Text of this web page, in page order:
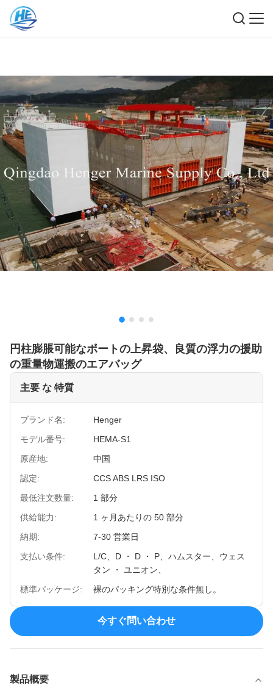
円柱膨脹可能なボートの上昇袋、良質の浮力の援助
の重量物運搬のエアバッグ
主要 な 特質
ブランド名:
Henger
モデル番号:
HEMA-S1
原産地:
中国
認定:
CCS ABS LRS ISO
最低注文数量:
1 部分
供給能力:
1 ヶ月あたりの 50 部分
納期:
7-30 営業日
支払い条件:
L/C、D ・ D ・ P、ハムスター、ウェス
タン ・ ユニオン、
標準パッケージ:
裸のパッキング特別な条件無し。
今すぐ問い合わせ
製品概要